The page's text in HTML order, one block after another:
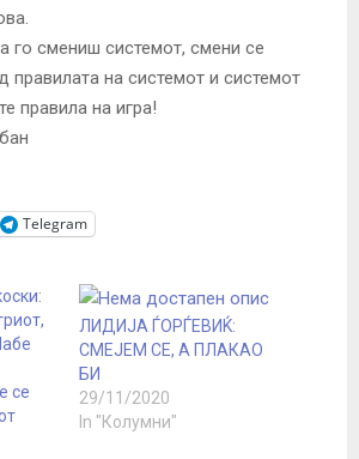
го смениш системот, смени се
правилата на системот и системот
правила на игра!
Telegram
се
ЛИДИЈА ЃОРЃЕВИЌ:
СМЕЈЕМ СЕ, А ПЛАКАО
БИ
29/11/2020
In "Колумни"